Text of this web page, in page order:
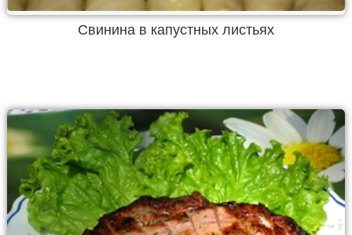
Свинина в капустных листьях